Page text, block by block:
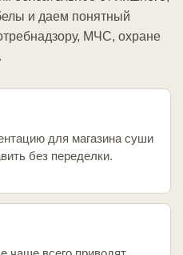
и даем понятный
МЧС, охране
для магазина суши
без переделки.